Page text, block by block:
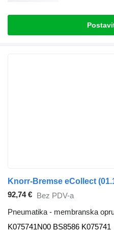
92,74 € Bez PDV-a
Pneumatika - membranska
K075741N00 BS8586 K075741